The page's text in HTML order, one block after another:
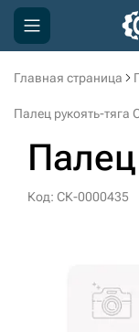
Главная страница
Палец рукоять-тяга
Палец
Код: СК-0000435
Компания
Доставка и оплата
Информация
3D тур по
3D тур по складам